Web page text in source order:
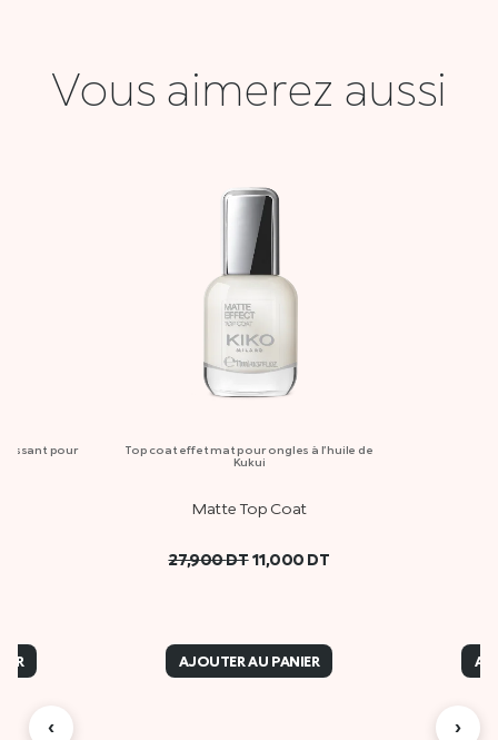
Vous aimerez aussi
pour
Top coat effet mat pour ongles à l’huile de
Kukui
Matte Top Coat
27,900DT
initial
était :
27,900 DT.
11,000 DT
AJOUTER AU PANIER
‹ ›